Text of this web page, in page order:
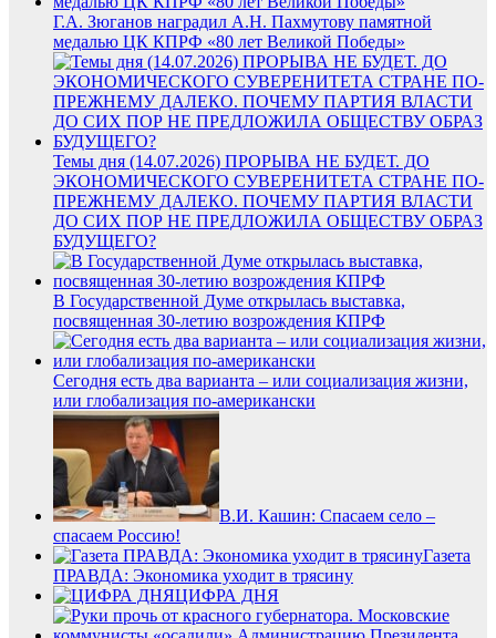
Г.А. Зюганов наградил А.Н. Пахмутову памятной
медалью ЦК КПРФ «80 лет Великой Победы»
Темы дня (14.07.2026) ПРОРЫВА НЕ БУДЕТ. ДО
ЭКОНОМИЧЕСКОГО СУВЕРЕНИТЕТА СТРАНЕ ПО-
ПРЕЖНЕМУ ДАЛЕКО. ПОЧЕМУ ПАРТИЯ ВЛАСТИ
ДО СИХ ПОР НЕ ПРЕДЛОЖИЛА ОБЩЕСТВУ ОБРАЗ
БУДУЩЕГО?
В Государственной Думе открылась выставка,
посвященная 30-летию возрождения КПРФ
Сегодня есть два варианта – или социализация жизни,
или глобализация по-американски
В.И. Кашин: Спасаем село –
спасаем Россию!
Газета
ПРАВДА: Экономика уходит в трясину
ЦИФРА ДНЯ